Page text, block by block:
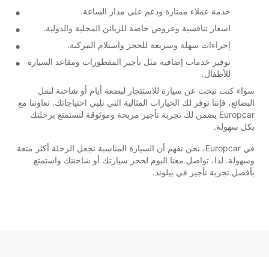
خدمة عملاء ممتازة ودعم على مدار الساعة.
اسعار تنافسية وعروض خاصة للزبائن المحلية والدولية.
إجراءات سهلة وسريعة للحجز واستلام المركبة.
توفير خدمات إضافية مثل تأجير المقطورات ومقاعد السيارة
للأطفال.
سواء كنت تبحث عن سيارة للاستئجار لبضعة أيام أو شاحنة لنقل
البضائع، فإننا نوفر لك الخيارات المثالية التي تلبي احتياجاتك. تعاوننا مع
Europcar يضمن لك تجربة تأجير مريحة وموثوقة لتستمتع برحلتك
بكل سهولة.
في Europcar، نحن نفهم أن السيارة المناسبة تجعل الرحلة أكثر متعة
وسهولة. لذا، تواصل معنا اليوم لحجز سيارتك أو شاحنتك واستمتع
بأفضل تجربة تأجير في بيلوند.